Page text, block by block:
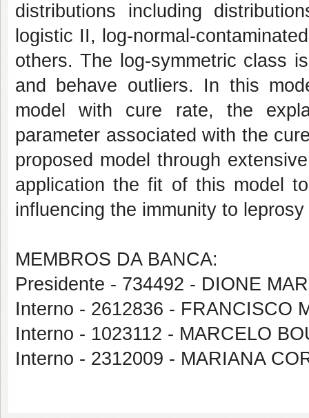
distributions including
logistic II, log-normal-
others. The log-symmetric class
and behave outliers. In this
model with cure rate, the
parameter associated with the
proposed model through
application the fit of this model
influencing the immunity to
MEMBROS DA BANCA:
Presidente - 734492 - DIONE
Interno - 2612836 - FRANCISCO
Interno - 1023112 - MARCELO
Interno - 2312009 - MARIANA